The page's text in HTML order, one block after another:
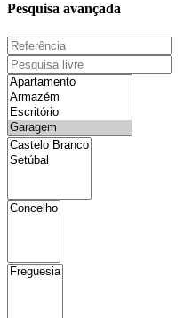
Pesquisa avançada